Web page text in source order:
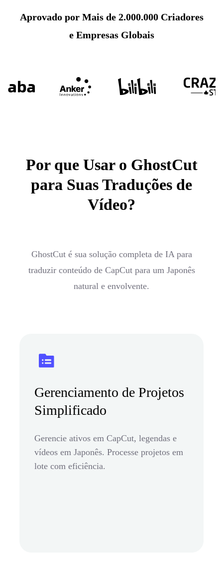
Aprovado por Mais de 2.000.000 Criadores
e Empresas Globais
Por que Usar o GhostCut
para Suas Traduções de
Vídeo?
GhostCut é sua solução completa de IA para
traduzir conteúdo de CapCut para um Japonês
natural e envolvente.
Gerenciamento de Projetos
Simplificado
Gerencie ativos em CapCut, legendas e
vídeos em Japonês. Processe projetos em
lote com eficiência.